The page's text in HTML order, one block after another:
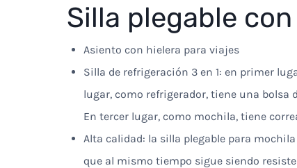
Silla plegable
Asiento con hielera para viajes
Silla de refrigeración 3 en 1: en primer
lugar, como refrigerador, tiene una bolsa
En tercer lugar, como mochila, tiene
Alta calidad: la silla plegable para
que al mismo tiempo sigue siendo